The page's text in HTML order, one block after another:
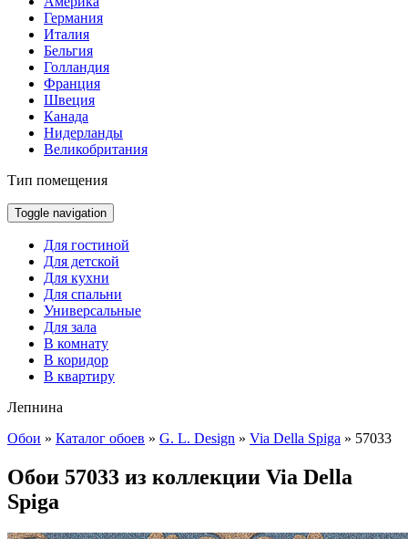
Германия
Италия
Бельгия
Голландия
Франция
Швеция
Канада
Нидерланды
Великобритания
Тип помещения
Toggle navigation
Для гостиной
Для детской
Для кухни
Для спальни
Универсальные
Для зала
В комнату
В коридор
В квартиру
Лепнина
Обои » Каталог обоев » G. L. Design » Via Della Spiga » 57033
Обои 57033 из коллекции Via Della
Spiga